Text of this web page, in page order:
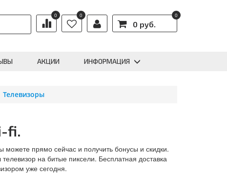
0 0
0 руб.
0
АКЦИИ ИНФОРМАЦИЯ
Телевизоры
fi.
можете прямо сейчас и получить бонусы и скидки.
на битые пиксели. Бесплатная доставка
уже сегодня.